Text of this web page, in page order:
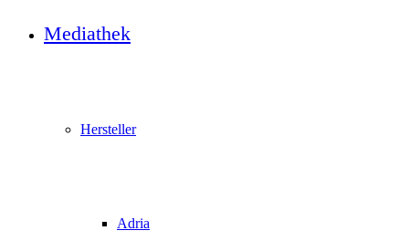
Mediathek
Hersteller
Adria